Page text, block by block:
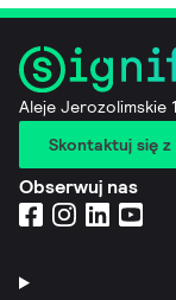
Aleje Jerozolimskie
Skontaktuj się z
Obserwuj nas